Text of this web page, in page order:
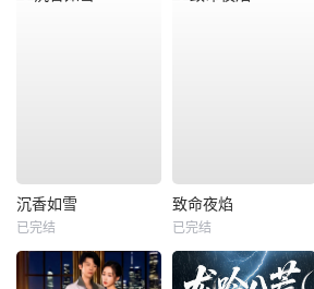
沉香如雪
已完结
致命夜焰
已完结